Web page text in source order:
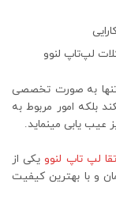
لپ‌تاپ لنوو
تنها به صورت تخصصی
بلکه امور مربوط به
لپ تاپ لنوویکی از
و با بهترین کیفیت